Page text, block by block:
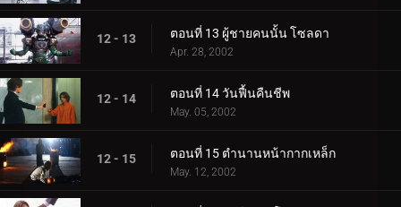
12 - 13 ตอนที่ 13 ผู้ชายคนนั้น โซลดา
Apr. 28, 2002
12 - 14 ตอนที่ 14 วันฟื้นคืนชีพ
May. 05, 2002
12 - 15 ตอนที่ 15 ตำนานหน้ากากเหล็ก
May. 12, 2002